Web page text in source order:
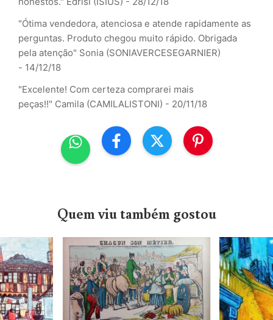
"Ótima vendedora, atenciosa e atende rapidamente as
perguntas. Produto chegou muito rápido. Obrigada
pela atenção" Sonia (SONIAVERCESEGARNIER)
- 14/12/18
"Excelente! Com certeza comprarei mais
peças!!" Camila (CAMILALISTONI) - 20/11/18
Quem viu também gostou